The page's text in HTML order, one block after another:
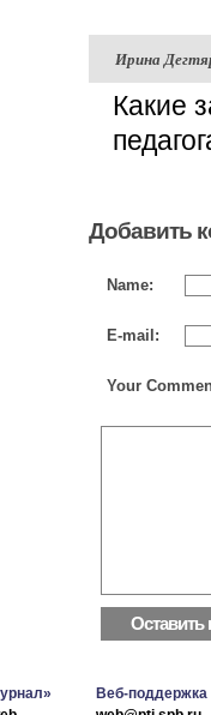
Ирина
Какие
Добавить
Name:
E-mail:
Your
Веб-поддержка